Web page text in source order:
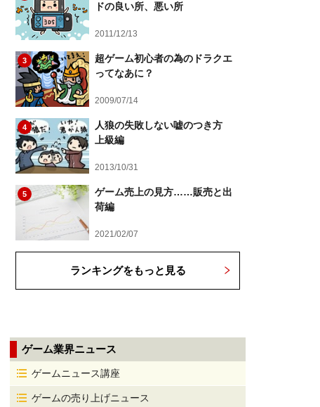
ドの良い所、悪い所
2011/12/13
3
超ゲーム初心者の為のドラクエ
ってなあに？
2009/07/14
4
人狼の失敗しない嘘のつき方
上級編
2013/10/31
5
ゲーム売上の見方……販売と出
荷編
2021/02/07
ランキングをもっと見る
ゲーム業界ニュース
ゲームニュース講座
ゲームの売り上げニュース